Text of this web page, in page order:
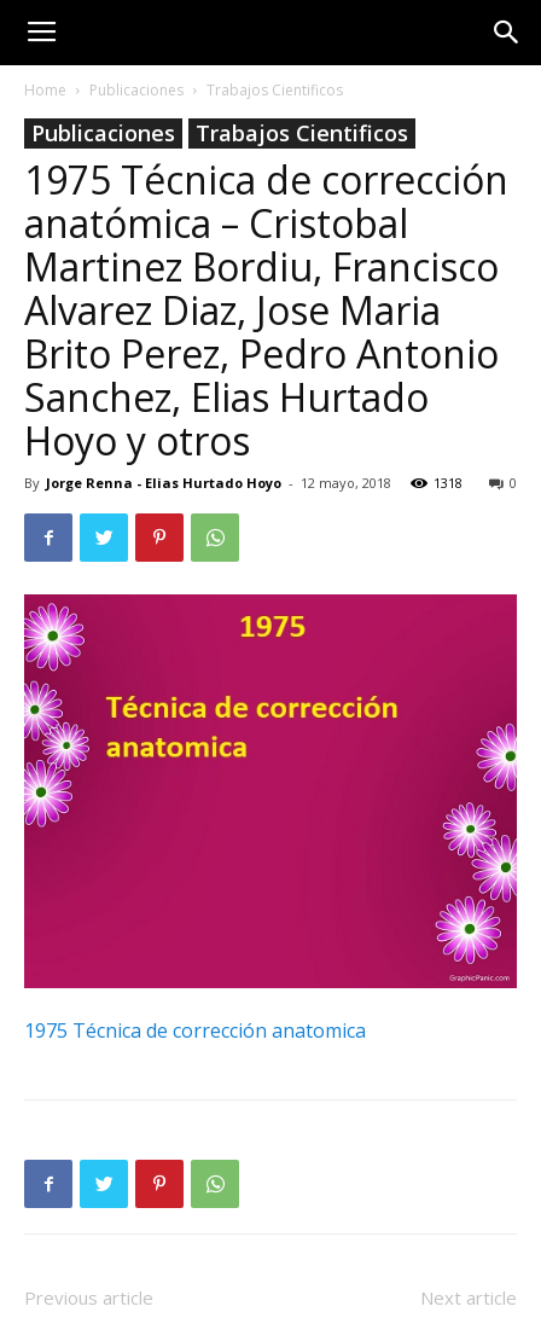
Home Publicaciones Trabajos Cientificos
Publicaciones Trabajos Cientificos
1975 Técnica de corrección
anatómica – Cristobal
Martinez Bordiu, Francisco
Alvarez Diaz, Jose Maria
Brito Perez, Pedro Antonio
Sanchez, Elias Hurtado
Hoyo y otros
By Jorge Renna - Elias Hurtado Hoyo - 12 mayo, 2018 0
1318
1975 Técnica de corrección anatomica
Previous article Next article